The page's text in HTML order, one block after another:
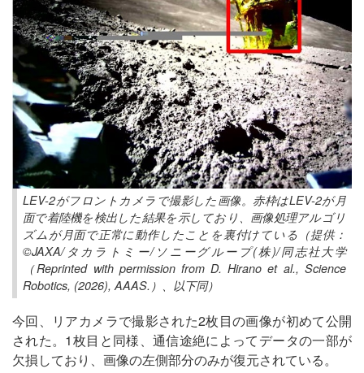
LEV-2がフロントカメラで撮影した画像。赤枠はLEV-2が月
面で着陸機を検出した結果を示しており、画像処理アルゴリ
ズムが月面で正常に動作したことを裏付けている（提供：
©JAXA/タカラトミー/ソニーグループ(株)/同志社大学
（Reprinted with permission from D. Hirano et al., Science
Robotics, (2026), AAAS.）、以下同）
今回、リアカメラで撮影された2枚目の画像が初めて公開
された。1枚目と同様、通信途絶によってデータの一部が
欠損しており、画像の左側部分のみが復元されている。